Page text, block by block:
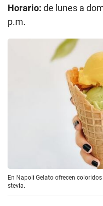
Horario: de lunes a
p.m.
En Napoli Gelato ofrecen
stevia.